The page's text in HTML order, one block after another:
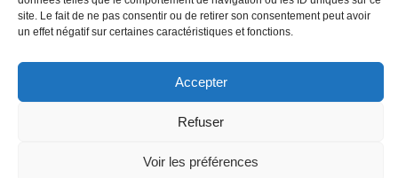
site. Le fait de ne pas consentir ou de retirer son consentement peut avoir
un effet négatif sur certaines caractéristiques et fonctions.
Accepter
Refuser
Voir les préférences
Nous contacter
Conditions Générales de Ventes
Politique de confidentialité
Mentions légales